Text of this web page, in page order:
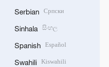
Serbian Српски
Sinhala සිංහල
Spanish Español
Swahili Kiswahili